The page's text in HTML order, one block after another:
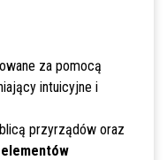
za pomocą
intuicyjne i
przyrządów oraz
elementów